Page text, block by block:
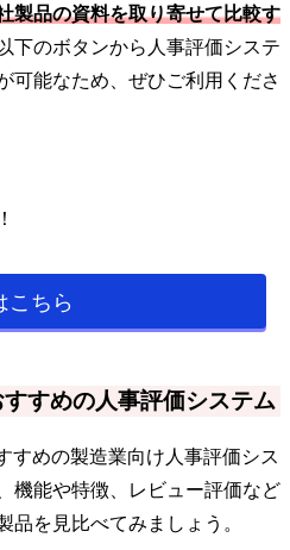
製品の資料を取り寄せて比較す
下のボタンから人事評価システ
可能なため、ぜひご利用くださ
こちら
すすめの人事評価システム
すめの製造業向け人事評価シス
機能や特徴、レビュー評価など
品を見比べてみましょう。